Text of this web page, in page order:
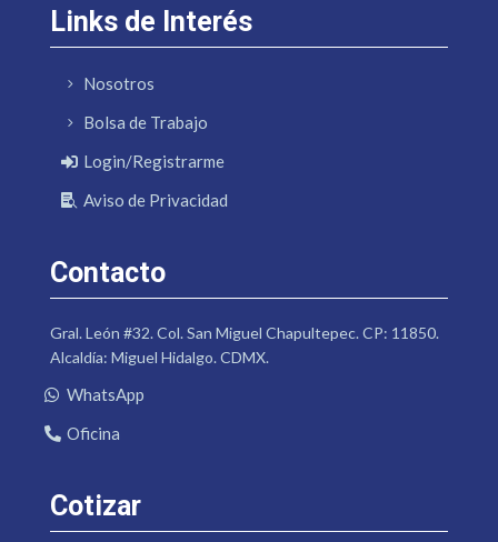
Links de Interés
Nosotros
Bolsa de Trabajo
Login/Registrarme
Aviso de Privacidad
Contacto
Gral. León #32. Col. San Miguel Chapultepec. CP: 11850.
Alcaldía: Miguel Hidalgo. CDMX.
WhatsApp
Oficina
Cotizar